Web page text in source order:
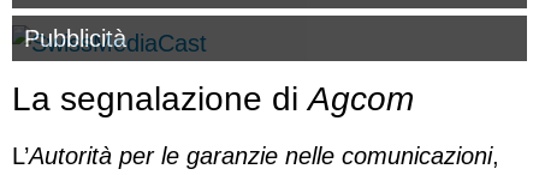
Pubblicità
La segnalazione diAgcom
L’Autorità per le garanzie nelle comunicazioni,